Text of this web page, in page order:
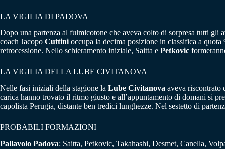
LA VIGILIA DI PADOVA
Dopo una partenza al fulmicotone che aveva colto di sorpresa tutti gli
coach Jacopo Cuttinioccupa la decima posizione in classifica a
retrocessione. Nello schieramento iniziale, Saitta e Petkovic
LA VIGILIA DELLA LUBE CIVITANOVA
Nelle fasi iniziali della stagione la Lube Civitanova aveva riscontrato
carica hanno trovato il ritmo giusto e all’appuntamento di domani si
capolista Perugia, distante ben tredici lunghezze. Nel sestetto di
PROBABILI FORMAZIONI
Pallavolo Padova: Saitta, Petkovic, Takahashi, Desmet, Canella,